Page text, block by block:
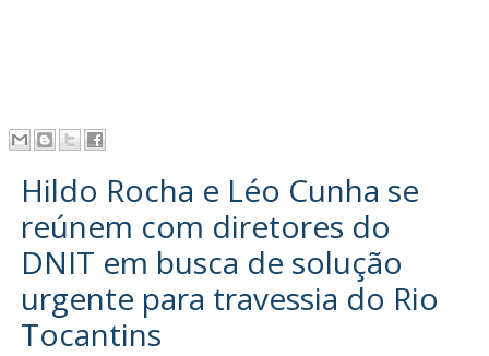
Hildo Rocha e Léo Cunha se
reúnem com diretores do
DNIT em busca de solução
urgente para travessia do Rio
Tocantins